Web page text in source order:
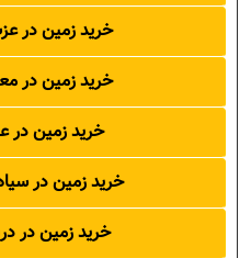
خرید زمین در
خرید زمین در
خرید زمین در
خرید زمین در
خرید زمین در